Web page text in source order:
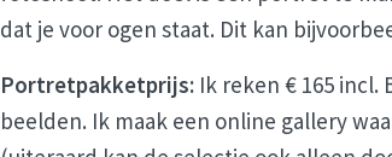
dat je voor ogen staat. Dit kan
Portretpakketprijs: Ik reken € 165
beelden. Ik maak een online gallery